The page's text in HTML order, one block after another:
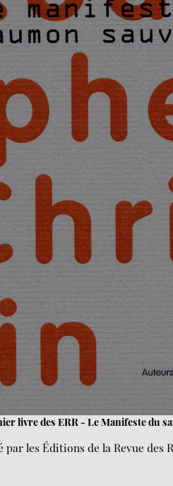
livre des ERR - Le Manifeste du
par les Éditions de la Revue des